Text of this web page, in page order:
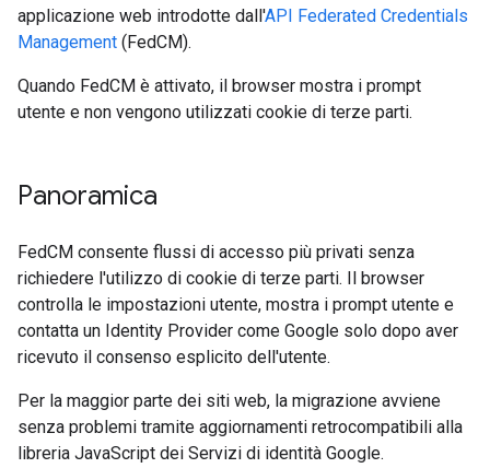
applicazione web introdotte dall'API Federated Credentials
Management (FedCM).
Quando FedCM è attivato, il browser mostra i prompt
utente e non vengono utilizzati cookie di terze parti.
Panoramica
FedCM consente flussi di accesso più privati senza
richiedere l'utilizzo di cookie di terze parti. Il browser
controlla le impostazioni utente, mostra i prompt utente e
contatta un Identity Provider come Google solo dopo aver
ricevuto il consenso esplicito dell'utente.
Per la maggior parte dei siti web, la migrazione avviene
senza problemi tramite aggiornamenti retrocompatibili alla
libreria JavaScript dei Servizi di identità Google.